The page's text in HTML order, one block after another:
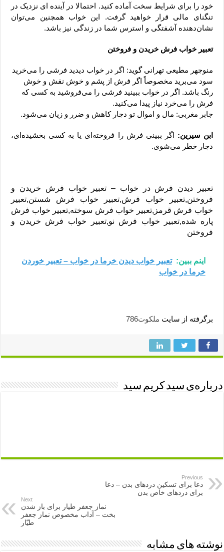
خود را برای شرایط سخت آماده کنید. احتمالا در آینده ای نزدیک در
تنگنای مالی قرار خواهید گرفت. این خواب همچنین می‌توان
نشان‌دهنده آشفتگی و استرس شما در زندگی نیز باشد.
تعبیر خواب فرش خریدن و فروختن
منوچهر مطیعی تهرانی گوید: اگر در خواب دیدید فرشی را می‌خرید
سود می‌برید مخصوصاً اگر فرش از پشم و خوش نقش و خوش
رنگ باشد. اگر در خواب ببینید فرشی را می‌فروشید به کسی که
فرش را می‌خرد نیاز پیدا می‌کنید.
جابر مغربی: مال و اموال تو دچار کاهش و ضرر و زیان می‌شود.
ابن سیرین: اگر ببینی فرش را فروخته‌ای یا به کسی بخشیده‌ای،
دچار خطر می‌شوی.
تعبیر دیدن فرش در خواب – تعبیر خواب فرش خریدن و
فروختن,تعبیر خواب فرش,تعبیر خواب فرش شستن,تعبیر
خواب فرش قرمز,تعبیر خواب فرش سوخته,تعبیر خواب فرش
پاره شده,تعبیر خواب فرش نو,تعبیر خواب فرش خریدن و
فروختن
اینم ببین: تعبیر خواب دیدن خرما در خواب – تعبیر خوردن
خرما در خواب
برگرفته از سایت ملکوت786
درباره‌ی سید کریم سید
Previous
دعا برای تسکین دردهای بدن – دعا
برای دردهای خاص بدن
Next
نماز جعفر طیار برای باز شدن
بخت – آداب مخصوص نماز جعفر
طیّار
نوشته های مشابه